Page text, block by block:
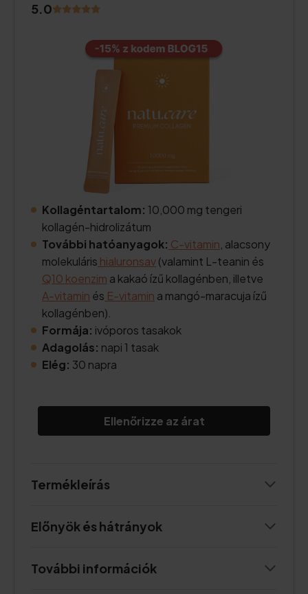
5.0
Kollagéntartalom: 10,000 mg tengeri
kollagén-hidrolizátum
További hatóanyagok: C-vitamin , alacsony
molekuláris hialuronsav(valamint L-teanin és
Q10 koenzim a kakaó ízű kollagénben, illetve
A-vitamin és E-vitamin a mangó-maracuja ízű
kollagénben).
Formája: ivóporos tasakok
Adagolás: napi 1 tasak
Elég: 30 napra
Ellenőrizze az árat
Termékleírás
Előnyök és hátrányok
További információk